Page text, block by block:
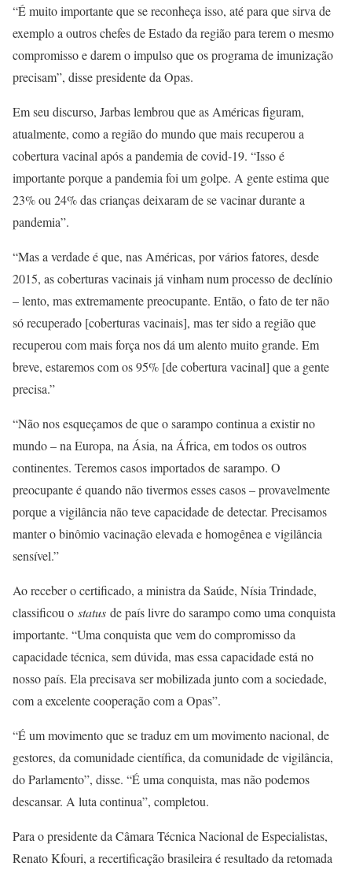
“É muito importante que se reconheça isso, até para que sirva de
exemplo a outros chefes de Estado da região para terem o mesmo
compromisso e darem o impulso que os programa de imunização
precisam”, disse presidente da Opas.
Em seu discurso, Jarbas lembrou que as Américas figuram,
atualmente, como a região do mundo que mais recuperou a
cobertura vacinal após a pandemia de covid-19. “Isso é
importante porque a pandemia foi um golpe. A gente estima que
23% ou 24% das crianças deixaram de se vacinar durante a
pandemia”.
“Mas a verdade é que, nas Américas, por vários fatores, desde
2015, as coberturas vacinais já vinham num processo de declínio
– lento, mas extremamente preocupante. Então, o fato de ter não
só recuperado [coberturas vacinais], mas ter sido a região que
recuperou com mais força nos dá um alento muito grande. Em
breve, estaremos com os 95% [de cobertura vacinal] que a gente
precisa.”
“Não nos esqueçamos de que o sarampo continua a existir no
mundo – na Europa, na Ásia, na África, em todos os outros
continentes. Teremos casos importados de sarampo. O
preocupante é quando não tivermos esses casos – provavelmente
porque a vigilância não teve capacidade de detectar. Precisamos
manter o binômio vacinação elevada e homogênea e vigilância
sensível.”
Ao receber o certificado, a ministra da Saúde, Nísia Trindade,
classificou o status de país livre do sarampo como uma conquista
importante. “Uma conquista que vem do compromisso da
capacidade técnica, sem dúvida, mas essa capacidade está no
nosso país. Ela precisava ser mobilizada junto com a sociedade,
com a excelente cooperação com a Opas”.
“É um movimento que se traduz em um movimento nacional, de
gestores, da comunidade científica, da comunidade de vigilância,
do Parlamento”, disse. “É uma conquista, mas não podemos
descansar. A luta continua”, completou.
Para o presidente da Câmara Técnica Nacional de Especialistas,
Renato Kfouri, a recertificação brasileira é resultado da retomada